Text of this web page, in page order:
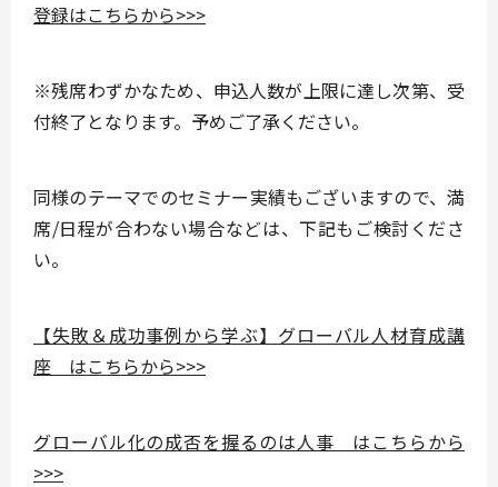
登録はこちらから>>>
※残席わずかなため、申込人数が上限に達し次第、受
付終了となります。予めご了承ください。
同様のテーマでのセミナー実績もございますので、満
席/日程が合わない場合などは、下記もご検討くださ
い。
【失敗＆成功事例から学ぶ】グローバル人材育成講
座 はこちらから>>>
グローバル化の成否を握るのは人事 はこちらから
>>>